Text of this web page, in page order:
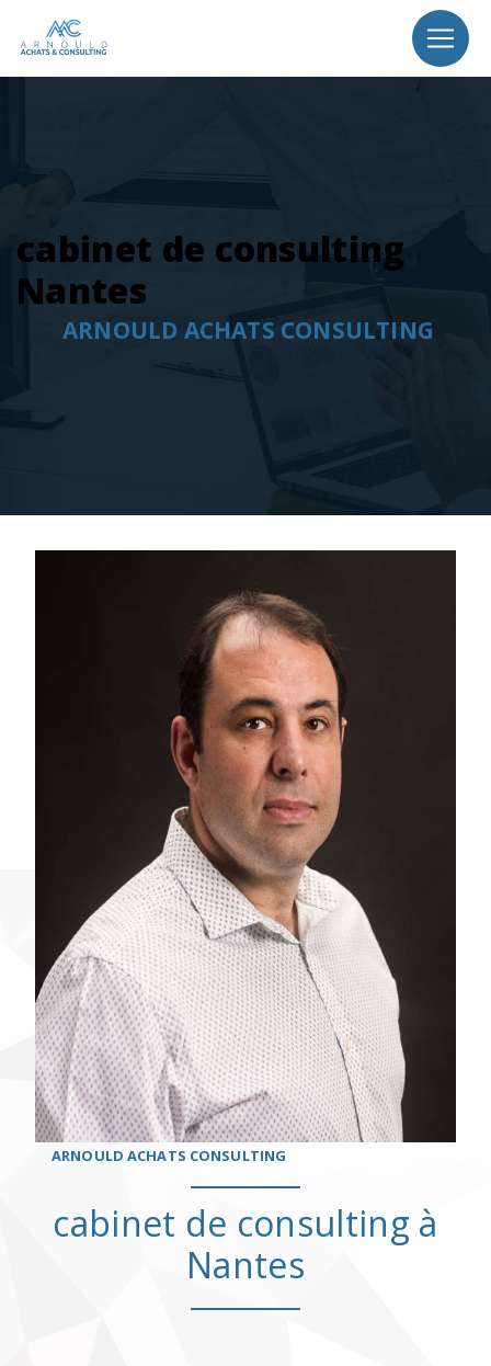
cabinet de consulting
Nantes
ARNOULD ACHATS CONSULTING
ARNOULD ACHATS CONSULTING
cabinet de consulting à
Nantes
Panneau de gestion des cookies